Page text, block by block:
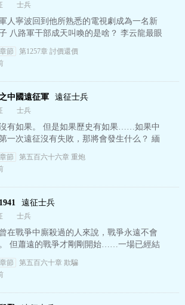
士兵
人寧波回到他所熟悉的電視劇成為一名新
八路軍干部成天叫喚的是啥？ 李云龍最眼
啥？ 獨立團最需要的是啥？ 裝備，裝備，
備…
節
第1257章 討價還價
中國遠征軍 遠征士兵
士兵
有如果。 但是如果歷史有如果……如果中
一次遠征沒有失敗，那將會發生什么？ 緬
途島、瓜達爾卡納爾島、硫磺島、沖繩
史迪威說…
節
第五百六十六章 重炮
遠征士兵
士兵
在戰爭中廝殺過的人來說，戰爭永遠不會
但蕭遠的戰爭才剛剛開始……一場已經結
爭。 古德里安？ 隆美爾？ 曼施坦因？ 蘇
…
節
第五百六十章 欺騙